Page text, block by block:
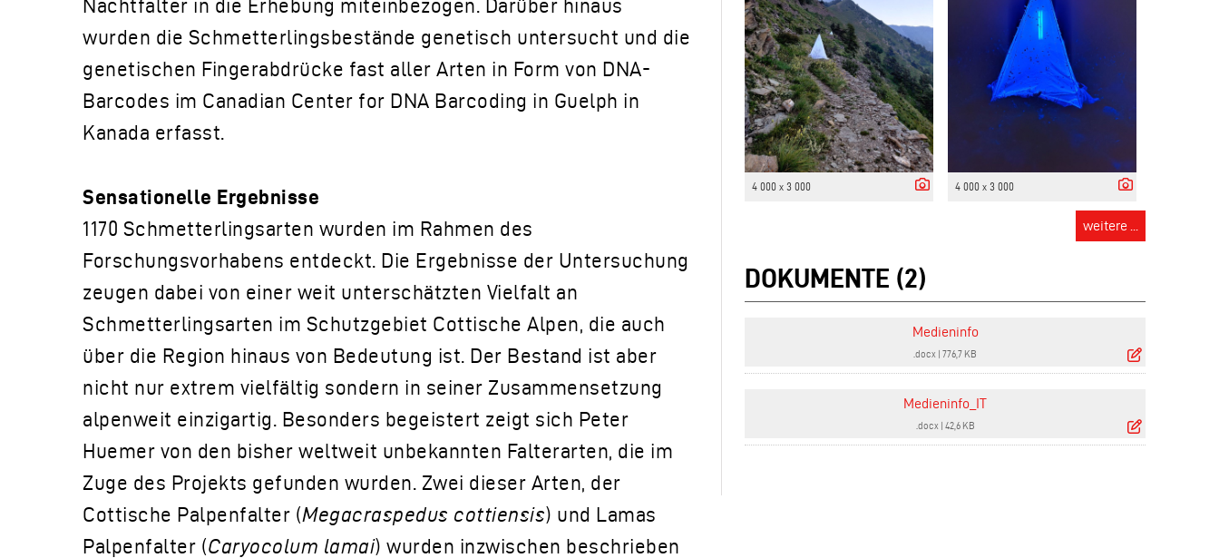
Nachtfalter in die Erhebung miteinbezogen. Darüber hinaus
wurden die Schmetterlingsbestände genetisch untersucht und die
genetischen Fingerabdrücke fast aller Arten in Form von DNA-
Barcodes im Canadian Center for DNA Barcoding in Guelph in
Kanada erfasst.
Sensationelle Ergebnisse
1170 Schmetterlingsarten wurden im Rahmen des
Forschungsvorhabens entdeckt. Die Ergebnisse der Untersuchung
zeugen dabei von einer weit unterschätzten Vielfalt an
Schmetterlingsarten im Schutzgebiet Cottische Alpen, die auch
über die Region hinaus von Bedeutung ist. Der Bestand ist aber
nicht nur extrem vielfältig sondern in seiner Zusammensetzung
alpenweit einzigartig. Besonders begeistert zeigt sich Peter
Huemer von den bisher weltweit unbekannten Falterarten, die im
Zuge des Projekts gefunden wurden. Zwei dieser Arten, der
Cottische Palpenfalter (Megacraspedus cottiensis) und Lamas
Palpenfalter (Caryocolum lamai) wurden inzwischen beschrieben
4 000 x 3 000 4 000 x 3 000
weitere ...
DOKUMENTE (2)
Medieninfo
.docx |776,7 KB
Medieninfo_IT
.docx | 42,6 KB